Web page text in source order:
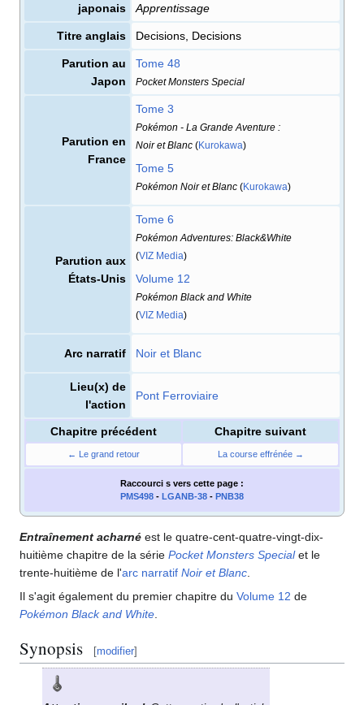
japonais
Apprentissage
Titre anglais Decisions, Decisions
Parution au
Japon
Tome 48
Pocket Monsters Special
Parution en
France
Tome 3
Pokémon - La Grande Aventure :
Noir et Blanc (Kurokawa)
Tome 5
Pokémon Noir et Blanc (Kurokawa)
Parution aux
États-Unis
Tome 6
Pokémon Adventures: Black&White
(VIZ Media)
Volume 12
Pokémon Black and White
(VIZ Media)
Arc narratif Noir et Blanc
Lieu(x) de
l'action
Pont Ferroviaire
Chapitre précédent Chapitre suivant
← Le grand retour La course effrénée →
Raccourci s vers cette page :
PMS498 - LGANB-38 - PNB38
Entraînement acharné est le quatre-cent-quatre-vingt-dix-
huitième chapitre de la série Pocket Monsters Specialet le
trente-huitième de l'arc narratif Noir et Blanc
Il s'agit également du premier chapitre du Volume 12 de
Pokémon Black and White
Synopsis [modifier]